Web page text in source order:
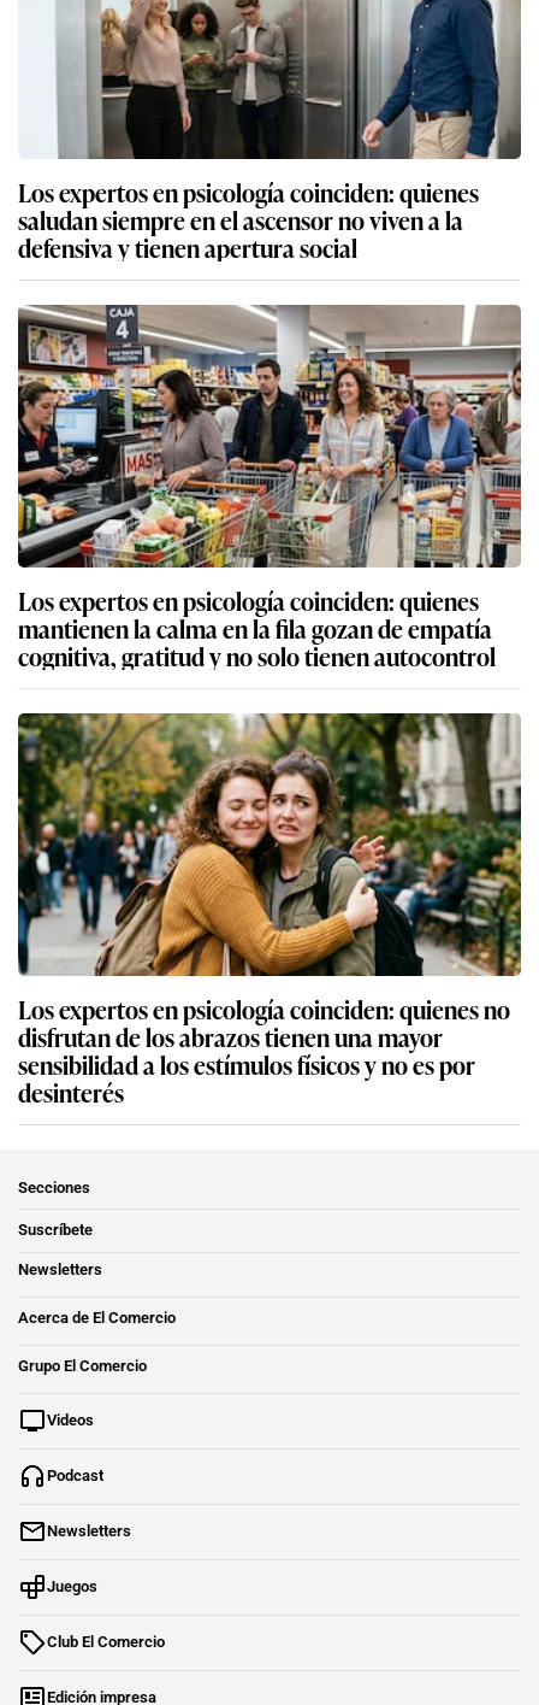
Los expertos en psicología coinciden: quienes
saludan siempre en el ascensor no viven a la
defensiva y tienen apertura social
Los expertos en psicología coinciden: quienes
mantienen la calma en la fila gozan de empatía
cognitiva, gratitud y no solo tienen autocontrol
Los expertos en psicología coinciden: quienes no
disfrutan de los abrazos tienen una mayor
sensibilidad a los estímulos físicos y no es por
desinterés
Secciones
Suscríbete
Newsletters
Acerca de El Comercio
Grupo El Comercio
Videos
Podcast
Newsletters
Juegos
Club El Comercio
Edición impresa